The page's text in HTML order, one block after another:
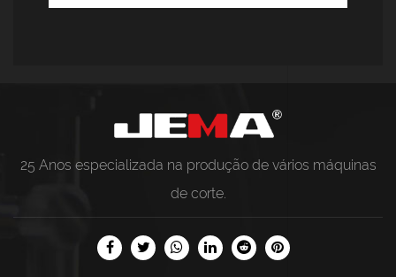
25 Anos especializada na produção de vários máquinas
de corte.